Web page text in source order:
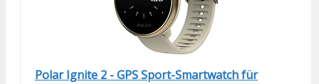
Polar Ignite 2 - GPS Sport-Smartwatch für